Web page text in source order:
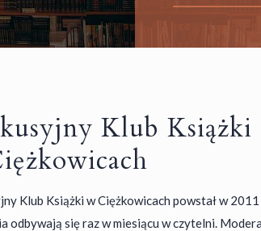
Klub Książki
Klub Książki w Ciężkowicach powstał w
odbywają się raz w miesiącu w czytelni.